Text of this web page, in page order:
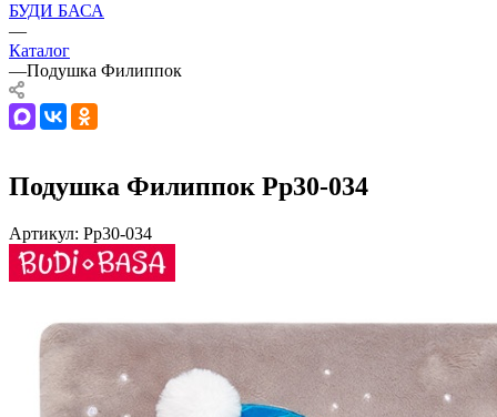
БУДИ БАСА
—
Каталог
—Подушка Филиппок
Подушка Филиппок Pp30-034
Артикул: Pp30-034